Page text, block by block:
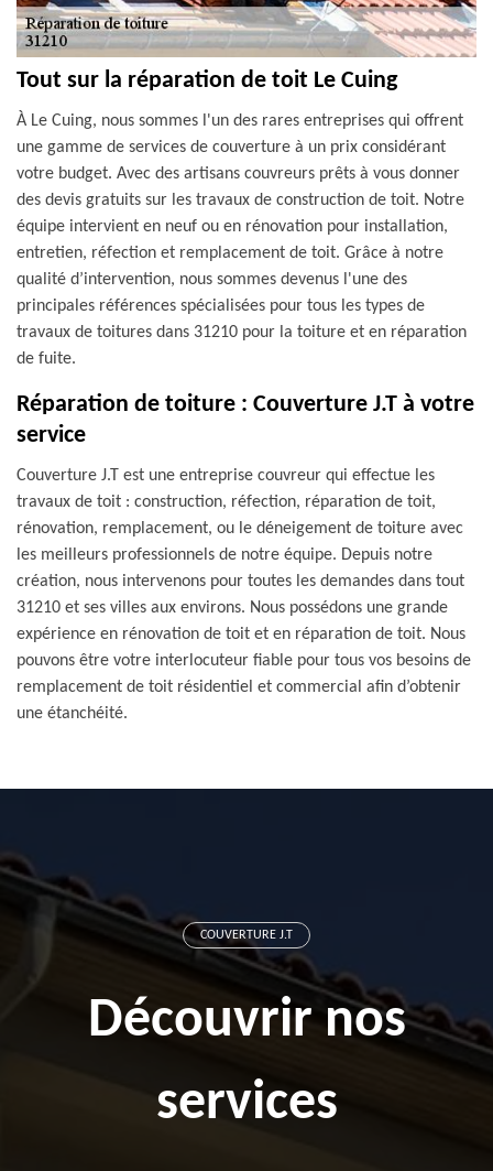
Tout sur la réparation de toit Le Cuing
À Le Cuing, nous sommes l'un des rares entreprises qui offrent
une gamme de services de couverture à un prix considérant
votre budget. Avec des artisans couvreurs prêts à vous donner
des devis gratuits sur les travaux de construction de toit. Notre
équipe intervient en neuf ou en rénovation pour installation,
entretien, réfection et remplacement de toit. Grâce à notre
qualité d’intervention, nous sommes devenus l'une des
principales références spécialisées pour tous les types de
travaux de toitures dans 31210 pour la toiture et en réparation
de fuite.
Réparation de toiture : Couverture J.T à votre
service
Couverture J.T est une entreprise couvreur qui effectue les
travaux de toit : construction, réfection, réparation de toit,
rénovation, remplacement, ou le déneigement de toiture avec
les meilleurs professionnels de notre équipe. Depuis notre
création, nous intervenons pour toutes les demandes dans tout
31210 et ses villes aux environs. Nous possédons une grande
expérience en rénovation de toit et en réparation de toit. Nous
pouvons être votre interlocuteur fiable pour tous vos besoins de
remplacement de toit résidentiel et commercial afin d’obtenir
une étanchéité.
COUVERTURE J.T
Découvrir nos
services